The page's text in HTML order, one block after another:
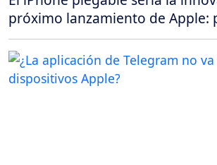
próximo lanzamiento de Apple: